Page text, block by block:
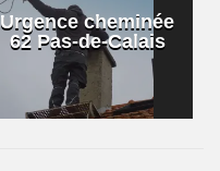
Urgence cheminée
62 Pas-de-Calais